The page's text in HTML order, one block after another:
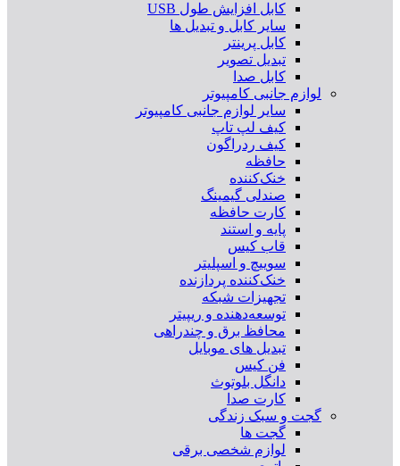
کابل افزایش طول USB
سایر کابل و تبدیل ها
کابل پرینتر
تبدیل تصویر
کابل صدا
لوازم جانبی کامپیوتر
سایر لوازم جانبی کامپیوتر
کیف لپ تاپ
کیف ردراگون
حافظه
خنک‌کننده
صندلی گیمینگ
کارت حافظه
پایه و استند
قاب کیس
سوییچ و اسپلیتر
خنک‌کننده پردازنده
تجهیزات شبکه
توسعه‌دهنده و ریپیتر
محافظ برق و چندراهی
تبدیل های موبایل
فن کیس
دانگل بلوتوث
کارت صدا
گجت و سبک زندگی
گجت ها
لوازم شخصی برقی